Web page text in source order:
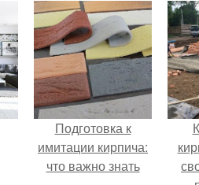
Подготовка к
имитации кирпича:
что важно знать